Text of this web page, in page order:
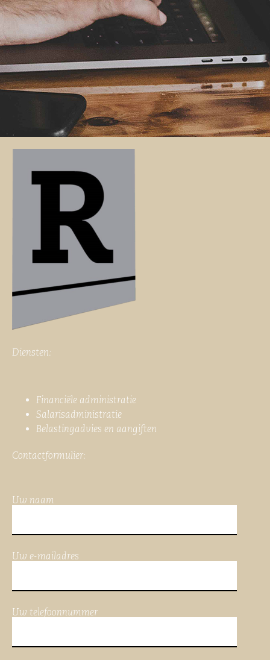
Diensten:
Financiële administratie
Salarisadministratie
Belastingadvies en aangiften
Contactformulier:
Uw naam
Uw e-mailadres
Uw telefoonnummer